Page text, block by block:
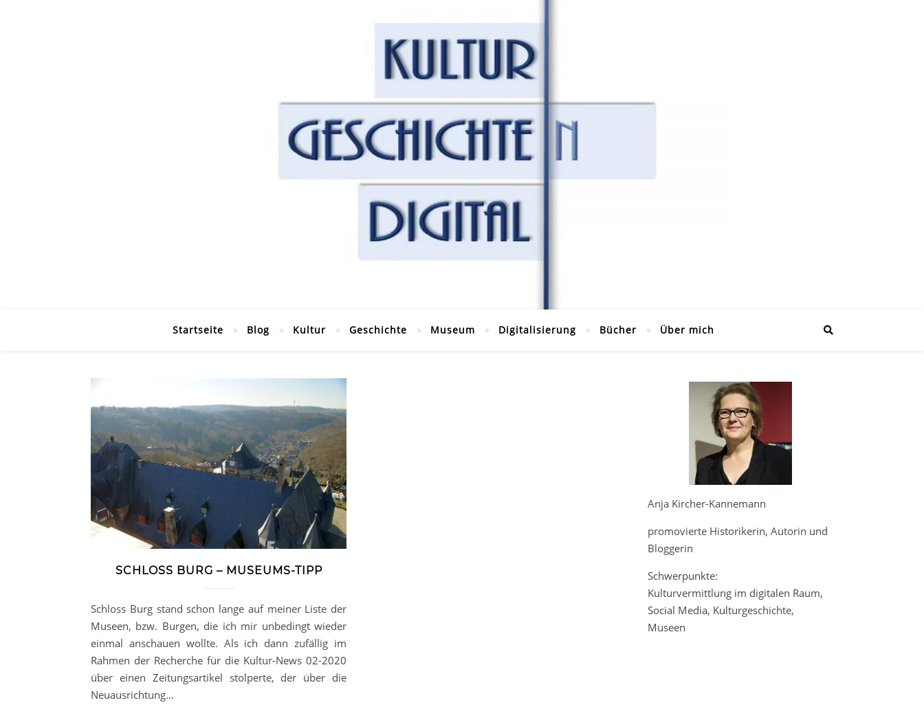
Startseite Blog Kultur Geschichte Museum Digitalisierung Bücher Über mich
SCHLOSS BURG – MUSEUMS-TIPP
Schloss Burg stand schon lange auf meiner Liste der
Museen, bzw. Burgen, die ich mir unbedingt wieder
einmal anschauen wollte. Als ich dann zufällig im
Rahmen der Recherche für die Kultur-News 02-2020
über einen Zeitungsartikel stolperte, der über die
Neuausrichtung…
Anja Kircher-Kannemann
promovierte Historikerin, Autorin und
Bloggerin
Schwerpunkte:
Kulturvermittlung im digitalen Raum,
Social Media, Kulturgeschichte,
Museen